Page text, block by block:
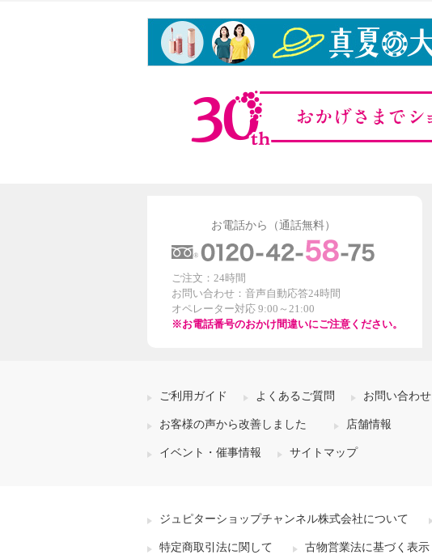
お電話から（通話無料）
ご注文：24時間
お問い合わせ：音声自動応答24時間
オペレーター対応 9:00～21:00
※お電話番号のおかけ間違いにご注意ください。
ご利用ガイド よくあるご質問 お問い合わせ
お客様の声から改善しました 店舗情報
イベント・催事情報 サイトマップ
ジュピターショップチャンネル株式会社について
特定商取引法に関して 古物営業法に基づく表示